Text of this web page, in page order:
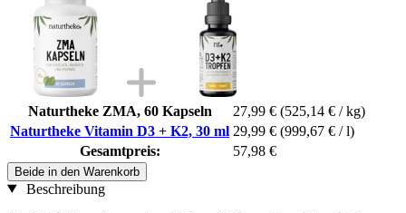
Naturtheke ZMA, 60 Kapseln 27,99 € (525,14 € / kg)
Naturtheke Vitamin D3 + K2, 30 ml 29,99 € (999,67 € / l)
Gesamtpreis:
57,98 €
Beide in den Warenkorb
Beschreibung